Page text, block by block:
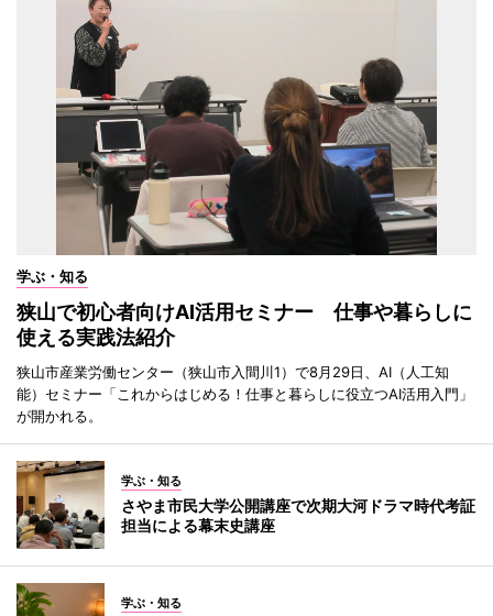
学ぶ・知る
狭山で初心者向けAI活用セミナー 仕事や暮らしに
使える実践法紹介
狭山市産業労働センター（狭山市入間川1）で8月29日、AI（人工知
能）セミナー「これからはじめる！仕事と暮らしに役立つAI活用入門」
が開かれる。
学ぶ・知る
さやま市民大学公開講座で次期大河ドラマ時代考証
担当による幕末史講座
学ぶ・知る